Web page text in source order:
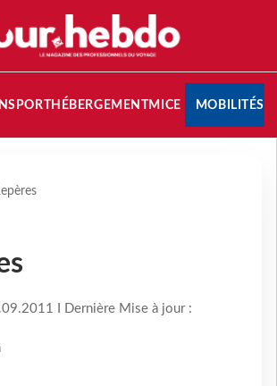
HÉBERGEMENTMICE MOBILITÉS
I Dernière Mise à jour :